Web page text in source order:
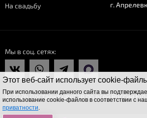
Этот веб-сайт использует cookie-
При использовании данного сайта вы
использование cookie-файлов в соответствии с
приватности.
На свадьбу
г.
Мы в соц. сетях
© 2026 Доставка цветов по всей России